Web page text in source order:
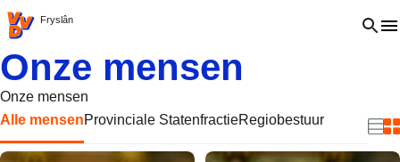
VVD.nl - Ga naar de homepage
Fryslân Open
Onze mensen
Onze mensen
Alle mensenProvinciale StatenfractieRegiobestuur